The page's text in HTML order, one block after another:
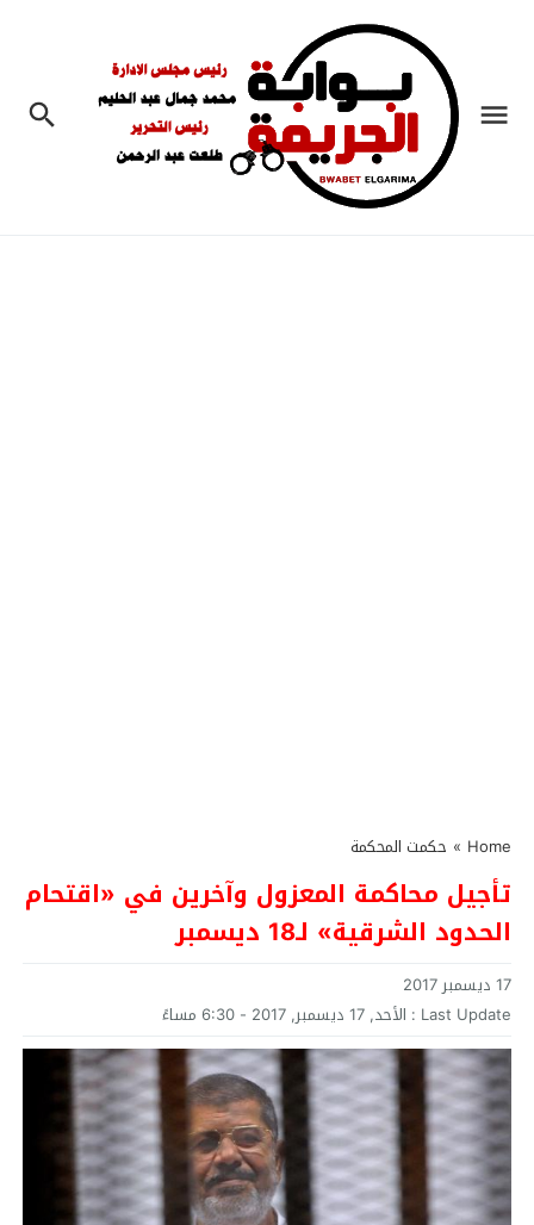
Home
» حكمت المحكمة
تأجيل محاكمة المعزول وآخرين في «اقتحام
الحدود الشرقية» لـ18 ديسمبر
17 ديسمبر 2017
Last Update : الأحد, 17 ديسمبر, 2017 - 6:30 مساءً